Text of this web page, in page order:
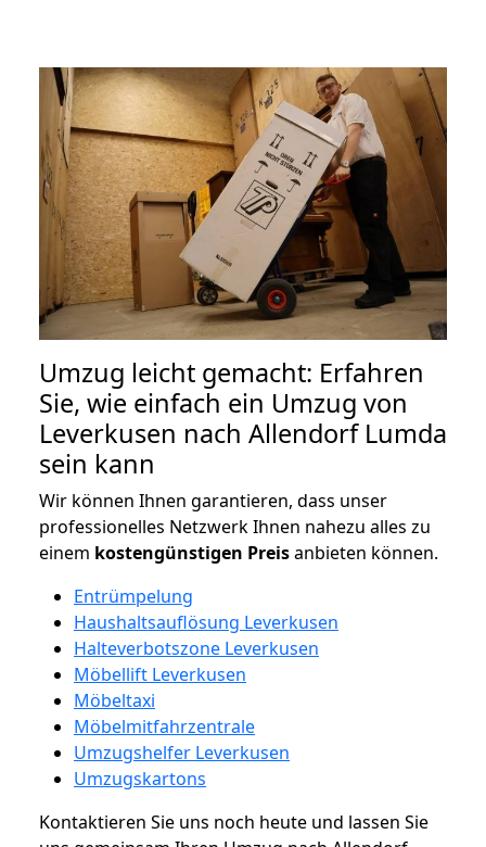
Umzug leicht gemacht: Erfahren
Sie, wie einfach ein Umzug von
Leverkusen nach Allendorf Lumda
sein kann
Wir können Ihnen garantieren, dass unser
professionelles Netzwerk Ihnen nahezu alles zu
einem kostengünstigen Preisanbieten können.
Entrümpelung
Haushaltsauflösung Leverkusen
Halteverbotszone Leverkusen
Möbellift Leverkusen
Möbeltaxi
Möbelmitfahrzentrale
Umzugshelfer Leverkusen
Umzugskartons
Kontaktieren Sie uns noch heute und lassen Sie